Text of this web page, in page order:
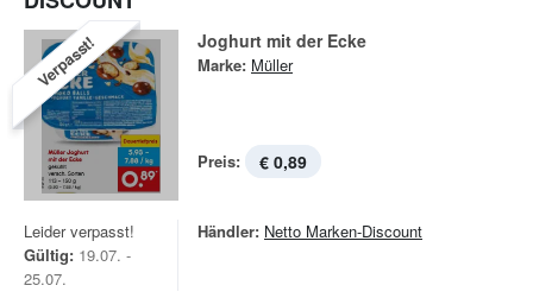
Verpasst! Joghurt mit der Ecke
Marke: Müller
Preis: € 0,89
Leider verpasst!
Gültig: 19.07. -
25.07.
Händler: Netto Marken-Discount